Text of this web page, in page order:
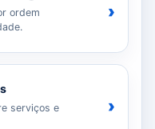
ordem
›
serviços e
›